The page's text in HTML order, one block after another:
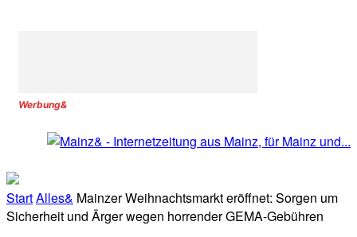
Werbung&
StartAlles& Mainzer Weihnachtsmarkt eröffnet: Sorgen um
Sicherheit und Ärger wegen horrender GEMA-Gebühren